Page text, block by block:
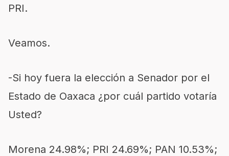
PRI.
Veamos.
-Si hoy fuera la elección a Senador por el
Estado de Oaxaca ¿por cuál partido votaría
Usted?
Morena 24.98%; PRI 24.69%; PAN 10.53%;